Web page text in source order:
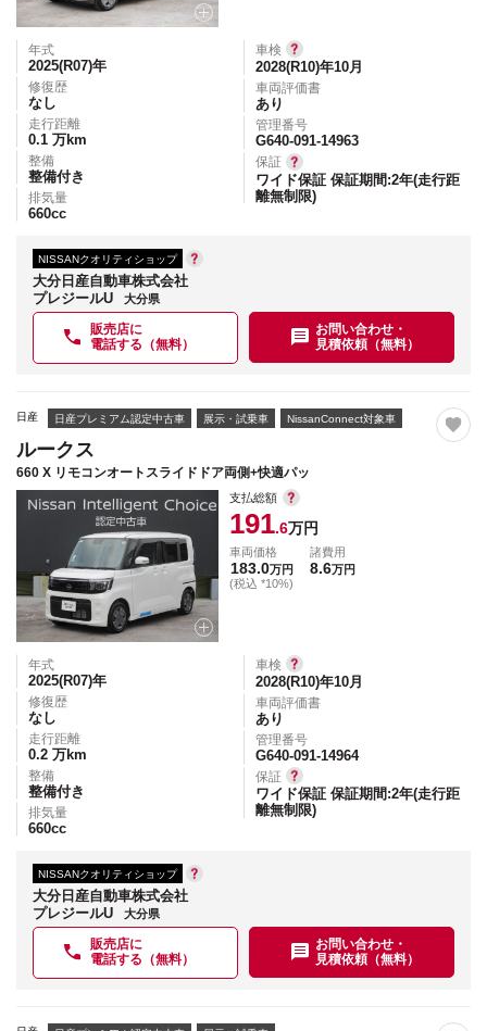
年式
2025(R07)年
修復歴
なし
走行距離
0.1 万km
整備
整備付き
排気量
660cc
車検
2028(R10)年10月
車両評価書
あり
管理番号
G640-091-14963
保証
ワイド保証 保証期間:2年(走行距
離無制限)
NISSANクオリティショップ
大分日産自動車株式会社
プレジールU
大分県
販売店に
電話する（無料）
お問い合わせ・
見積依頼（無料）
日産 日産プレミアム認定中古車 展示・試乗車 NissanConnect対象車
ルークス
660 X リモコンオートスライドドア両側+快適パッ
支払総額
191.6万円
車両価格
183.0万円
(税込 *10%)
諸費用
8.6万円
年式
2025(R07)年
修復歴
なし
走行距離
0.2 万km
整備
整備付き
排気量
660cc
車検
2028(R10)年10月
車両評価書
あり
管理番号
G640-091-14964
保証
ワイド保証 保証期間:2年(走行距
離無制限)
NISSANクオリティショップ
大分日産自動車株式会社
プレジールU
大分県
販売店に
電話する（無料）
お問い合わせ・
見積依頼（無料）